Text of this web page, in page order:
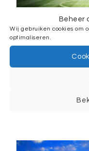
Beheer
Wij gebruiken cookies om
optimaliseren.